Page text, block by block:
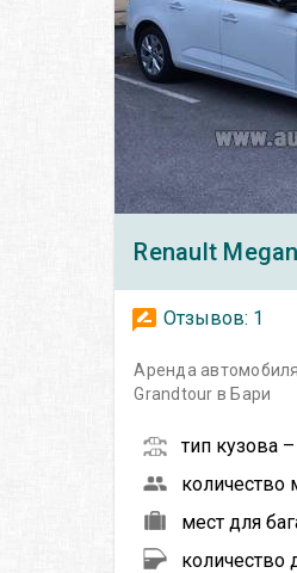
Renault
Отзывов: 1
Аренда
Grandtour в Бари
тип кузова
количество
мест для
количество